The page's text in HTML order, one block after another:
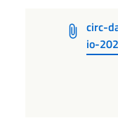
circ-
io-